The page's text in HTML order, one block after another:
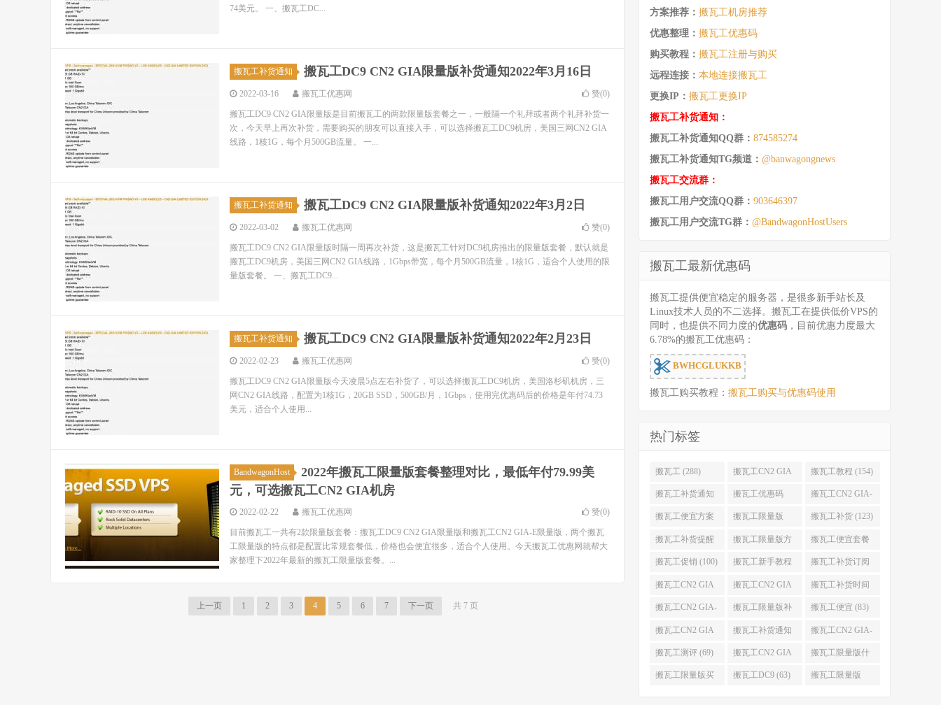
74美元。 一、搬瓦工DC...
搬瓦工补货通知 搬瓦工DC9 CN2 GIA限量版补货通知2022年3月16日
2022-03-16 搬瓦工优惠网 赞(0)
搬瓦工DC9 CN2 GIA限量版是目前搬瓦工的两款限量版套餐之一，一般隔一个礼拜或者两个礼拜补货一
次，今天早上再次补货，需要购买的朋友可以直接入手，可以选择搬瓦工DC9机房，美国三网CN2 GIA
线路，1核1G，每个月500GB流量。 一...
搬瓦工补货通知 搬瓦工DC9 CN2 GIA限量版补货通知2022年3月2日
2022-03-02 搬瓦工优惠网 赞(0)
搬瓦工DC9 CN2 GIA限量版时隔一周再次补货，这是搬瓦工针对DC9机房推出的限量版套餐，默认就是
搬瓦工DC9机房，美国三网CN2 GIA线路，1Gbps带宽，每个月500GB流量，1核1G，适合个人使用的限
量版套餐。 一、搬瓦工DC9...
搬瓦工补货通知 搬瓦工DC9 CN2 GIA限量版补货通知2022年2月23日
2022-02-23 搬瓦工优惠网 赞(0)
搬瓦工DC9 CN2 GIA限量版今天凌晨5点左右补货了，可以选择搬瓦工DC9机房，美国洛杉矶机房，三
网CN2 GIA线路，配置为1核1G，20GB SSD，500GB/月，1Gbps，使用完优惠码后的价格是年付74.73
美元，适合个人使用...
BandwagonHost
2022年搬瓦工限量版套餐整理对比，最低年付79.99美
元，可选搬瓦工CN2 GIA机房
2022-02-22 搬瓦工优惠网 赞(0)
目前搬瓦工一共有2款限量版套餐：搬瓦工DC9 CN2 GIA限量版和搬瓦工CN2 GIA-E限量版，两个搬瓦
工限量版的特点都是配置比常规套餐低，价格也会便宜很多，适合个人使用。今天搬瓦工优惠网就帮大
家整理下2022年最新的搬瓦工限量版套餐。...
上一页 1 2 3 4 5 6 7 下一页 共 7 页
方案推荐： 搬瓦工机房推荐
优惠整理： 搬瓦工优惠码
购买教程： 搬瓦工注册与购买
远程连接： 本地连接搬瓦工
更换IP： 搬瓦工更换IP
搬瓦工补货通知：
搬瓦工补货通知QQ群： 874585274
搬瓦工补货通知TG频道： @banwagongnews
搬瓦工交流群：
搬瓦工用户交流QQ群： 903646397
搬瓦工用户交流TG群： @BandwagonHostUsers
搬瓦工最新优惠码
搬瓦工提供便宜稳定的服务器，是很多新手站长及
Linux技术人员的不二选择。搬瓦工在提供低价VPS的
同时，也提供不同力度的优惠码 ，目前优惠力度最大
6.78%的搬瓦工优惠码：
BWHCGLUKKB
搬瓦工购买教程： 搬瓦工购买与优惠码使用
热门标签
搬瓦工 (288) 搬瓦工CN2 GIA
(176)
搬瓦工教程 (154)
搬瓦工补货通知
(132)
搬瓦工优惠码
(131)
搬瓦工CN2 GIA-
E (130)
搬瓦工便宜方案
(128)
搬瓦工限量版
(126)
搬瓦工补货 (123)
搬瓦工补货提醒
(106)
搬瓦工限量版方
案 (106)
搬瓦工便宜套餐
(103)
搬瓦工促销 (100) 搬瓦工新手教程
(98)
搬瓦工补货订阅
(98)
搬瓦工CN2 GIA
便宜方案 (92)
搬瓦工CN2 GIA
限量版 (90)
搬瓦工补货时间
(89)
搬瓦工CN2 GIA-
E限量版 (84)
搬瓦工限量版补
货 (84)
搬瓦工便宜 (83)
搬瓦工CN2 GIA
优惠 (82)
搬瓦工补货通知
QQ群 (76)
搬瓦工CN2 GIA-
E便宜套餐 (76)
搬瓦工测评 (69) 搬瓦工CN2 GIA
限量版补货 (67)
搬瓦工限量版什
么时候补货 (67)
搬瓦工限量版买 搬瓦工DC9 (63) 搬瓦工限量版